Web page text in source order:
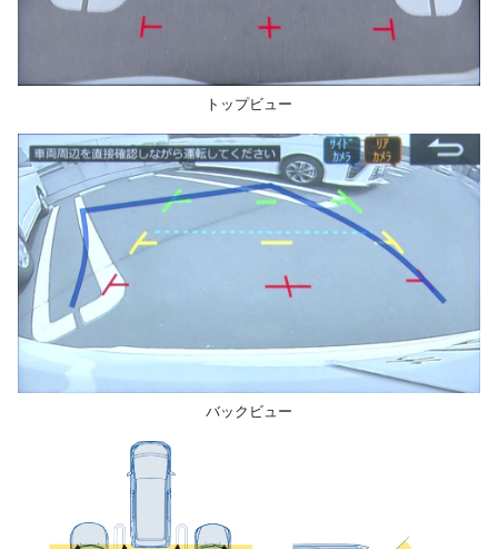
トップビュー
バックビュー